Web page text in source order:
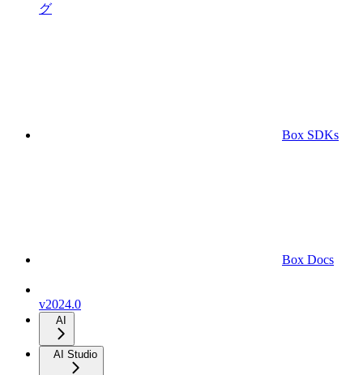
グ
Box SDKs
Box Docs
v2024.0
AI
AI Studio